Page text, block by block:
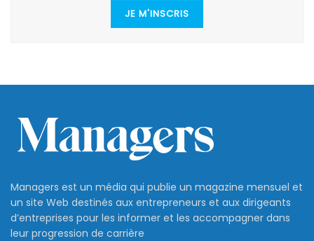
JE M'INSCRIS
Managers est un média qui publie un magazine mensuel et
un site Web destinés aux entrepreneurs et aux dirigeants
d’entreprises pour les informer et les accompagner dans
leur progression de carrière